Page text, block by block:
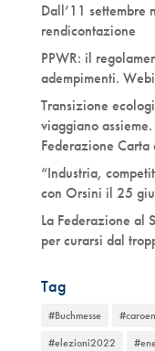
Dall’11 settembre
rendicontazione
PPWR: il
adempimenti.
Transizione
viaggiano
Federazione
“Industria,
con Orsini il 25
La Federazione al
per curarsi dal
Tag
#Buchmesse
#elezioni2022